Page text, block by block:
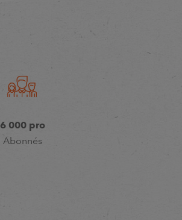
6 000 pro
Abonnés